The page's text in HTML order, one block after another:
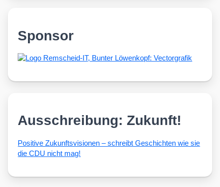
Sponsor
Ausschreibung: Zukunft!
Posi­ti­ve Zukunfts­vi­sio­nen – schreibt Geschich­ten wie sie
die CDU nicht mag!